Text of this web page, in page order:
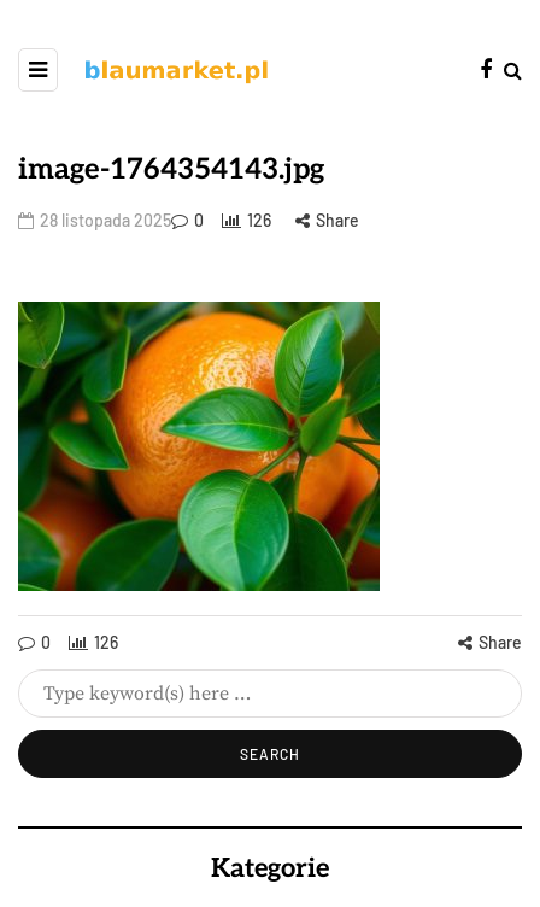
image-1764354143.jpg
28 listopada 2025 0 126 Share
0 126 Share
Kategorie